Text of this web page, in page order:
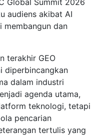
Global Summit 2026
audiens akibat AI
membangun dan
terakhir GEO
diperbincangkan
dalam industri
agenda utama,
teknologi, tetapi
pencarian
tertulis yang